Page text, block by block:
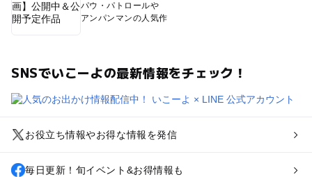
パウ・パトロールや
アンパンマンの人気作
SNSでいこーよの最新情報をチェック！
お役立ち情報やお得な情報を発信
毎日更新！旬イベント&お得情報も